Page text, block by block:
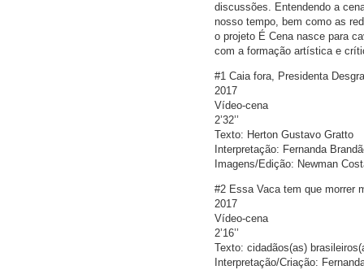
discussões. Entendendo a
nosso tempo, bem como as
o projeto É Cena nasce para
com a formação artística e
#1 Caia fora, Presidenta
2017
Vídeo-cena
2’32’’
Texto: Herton Gustavo Gratto
Interpretação: Fernanda
Imagens/Edição: Newman
#2 Essa Vaca tem que morrer
2017
Vídeo-cena
2’16’’
Texto: cidadãos(as)
Interpretação/Criação: